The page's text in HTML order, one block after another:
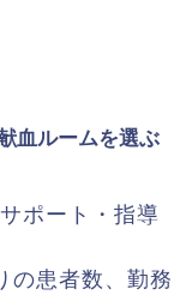
血ルームを選ぶ
ポート・指導
の患者数、勤務